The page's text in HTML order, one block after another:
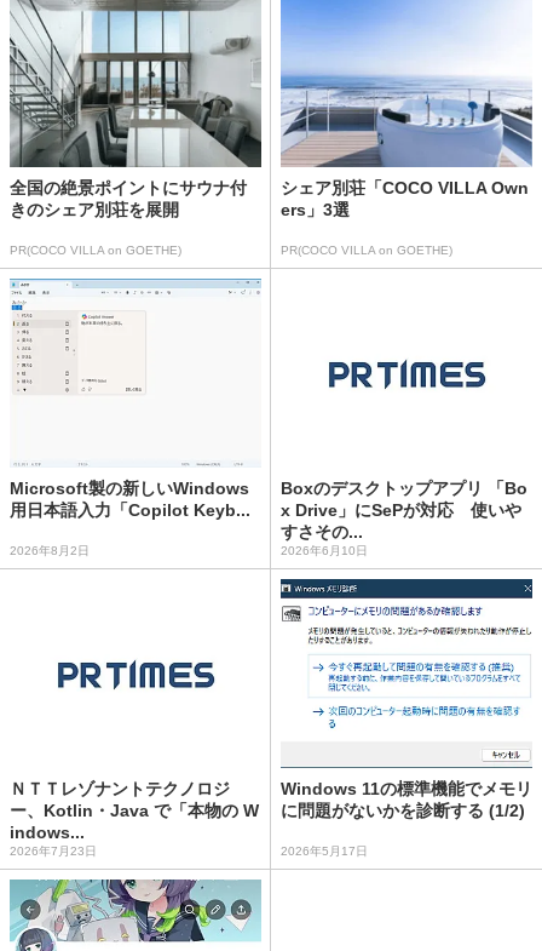
全国の絶景ポイントにサウナ付
きのシェア別荘を展開
PR(COCO VILLA on GOETHE)
シェア別荘「COCO VILLA Own
ers」3選
PR(COCO VILLA on GOETHE)
Microsoft製の新しいWindows
用日本語入力「Copilot Keyb...
2026年8月2日
Boxのデスクトップアプリ 「Bo
x Drive」にSePが対応 使いや
すさその...
2026年6月10日
ＮＴＴレゾナントテクノロジ
ー、Kotlin・Java で「本物の W
indows...
2026年7月23日
Windows 11の標準機能でメモリ
に問題がないかを診断する (1/2)
2026年5月17日